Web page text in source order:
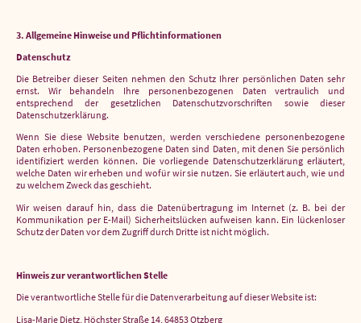
3. Allgemeine Hinweise und Pflicht­informationen
Datenschutz
Die Betreiber dieser Seiten nehmen den Schutz Ihrer persönlichen Daten sehr
ernst. Wir behandeln Ihre personenbezogenen Daten vertraulich und
entsprechend der gesetzlichen Datenschutzvorschriften sowie dieser
Datenschutzerklärung.
Wenn Sie diese Website benutzen, werden verschiedene personenbezogene
Daten erhoben. Personenbezogene Daten sind Daten, mit denen Sie persönlich
identifiziert werden können. Die vorliegende Datenschutzerklärung erläutert,
welche Daten wir erheben und wofür wir sie nutzen. Sie erläutert auch, wie und
zu welchem Zweck das geschieht.
Wir weisen darauf hin, dass die Datenübertragung im Internet (z. B. bei der
Kommunikation per E-Mail) Sicherheitslücken aufweisen kann. Ein lückenloser
Schutz der Daten vor dem Zugriff durch Dritte ist nicht möglich.
Hinweis zur verantwortlichen Stelle
Die verantwortliche Stelle für die Datenverarbeitung auf dieser Website ist:
Lisa-Marie Dietz, Höchster Straße 14, 64853 Otzberg